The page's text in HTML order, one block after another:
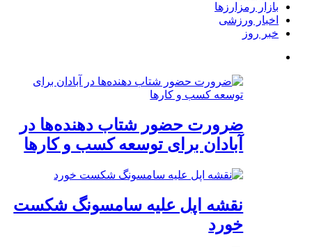
بازار رمزارزها
اخبار ورزشی
خبر روز
ضرورت حضور شتاب ‌دهنده‌ها در
آبادان برای توسعه کسب‌ و کارها
نقشه اپل علیه سامسونگ شکست
خورد